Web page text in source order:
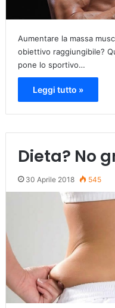
Aumentare la massa
obiettivo raggiungibile?
pone lo sportivo…
Leggi tutto »
Dieta? No
30 Aprile 2018 545